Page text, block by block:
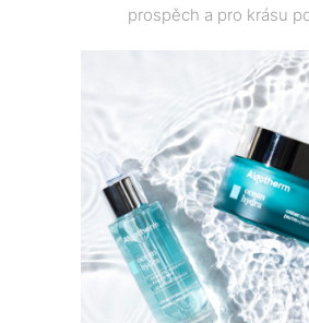
prospěch a pro krásu